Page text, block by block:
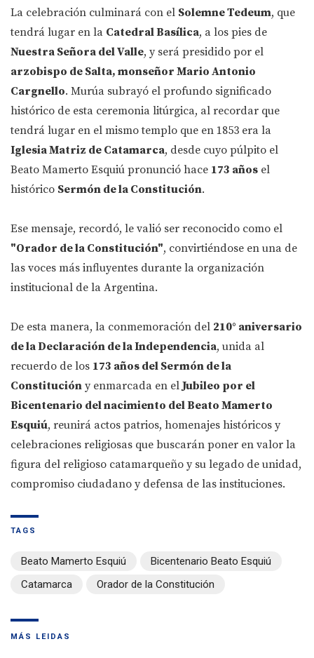
La celebración culminará con el Solemne Tedeum, que
tendrá lugar en la Catedral Basílica, a los pies de
Nuestra Señora del Valle, y será presidido por el
arzobispo de Salta, monseñor Mario Antonio
Cargnello. Murúa subrayó el profundo significado
histórico de esta ceremonia litúrgica, al recordar que
tendrá lugar en el mismo templo que en 1853 era la
Iglesia Matriz de Catamarca, desde cuyo púlpito el
Beato Mamerto Esquiú pronunció hace 173 años el
histórico Sermón de la Constitución.
Ese mensaje, recordó, le valió ser reconocido como el
"Orador de la Constitución", convirtiéndose en una de
las voces más influyentes durante la organización
institucional de la Argentina.
De esta manera, la conmemoración del 210° aniversario
de la Declaración de la Independencia, unida al
recuerdo de los 173 años del Sermón de la
Constitución y enmarcada en elJubileo por el
Bicentenario del nacimiento del Beato Mamerto
Esquiú, reunirá actos patrios, homenajes históricos y
celebraciones religiosas que buscarán poner en valor la
figura del religioso catamarqueño y su legado de unidad,
compromiso ciudadano y defensa de las instituciones.
TAGS
Beato Mamerto Esquiú
Bicentenario Beato Esquiú
Catamarca
Orador de la Constitución
MÁS LEIDAS